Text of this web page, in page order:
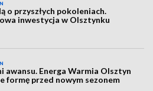
o przyszłych pokoleniach.
inwestycja w Olsztynku
awansu. Energa Warmia Olsztyn
formę przed nowym sezonem